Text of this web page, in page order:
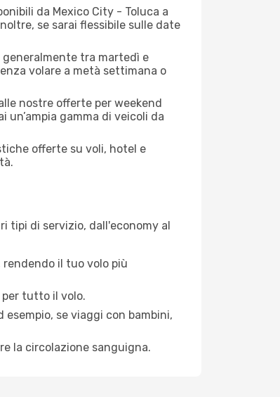
da Mexico City - Toluca a
se sarai flessibile sulle date
generalmente tra martedì e
volare a metà settimana o
nostre offerte per weekend
gamma di veicoli da
offerte su voli, hotel e
tipi di servizio, dall'economy al
il tuo volo più
per tutto il volo.
esempio, se viaggi con bambini,
la circolazione sanguigna.